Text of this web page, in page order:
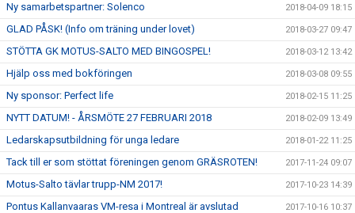
Ny samarbetspartner: Solenco 2018-04-09 18:15
GLAD PÅSK! (Info om träning under lovet) 2018-03-27 09:47
STÖTTA GK MOTUS-SALTO MED BINGOSPEL! 2018-03-12 13:42
Hjälp oss med bokföringen 2018-03-08 09:55
Ny sponsor: Perfect life 2018-02-15 11:25
NYTT DATUM! - ÅRSMÖTE 27 FEBRUARI 2018 2018-02-09 13:49
Ledarskapsutbildning för unga ledare 2018-01-22 11:25
Tack till er som stöttat föreningen genom GRÄSROTEN! 2017-11-24 09:07
Motus-Salto tävlar trupp-NM 2017! 2017-10-23 14:39
Pontus Kallanvaaras VM-resa i Montreal är avslutad 2017-10-16 10:37